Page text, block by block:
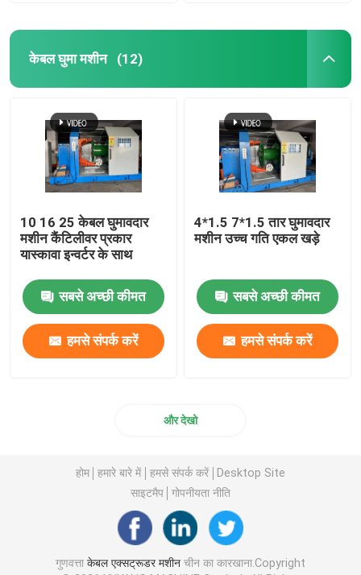
केबल घुमा मशीन (12)
10 16 25 केबल घुमावदार
मशीन कैंटिलीवर प्रकार
यास्कावा इन्वर्टर के साथ
सबसे अच्छी कीमत
हमसे संपर्क करें
4*1.5 7*1.5 तार घुमावदार
मशीन उच्च गति एकल खड़े
सबसे अच्छी कीमत
हमसे संपर्क करें
और देखो
होम हमारे बारे में हमसे संपर्क करें
Desktop Site
साइटमैप
गोपनीयता नीति
गुणवत्ता केबल एक्सट्रूडर मशीनचीन का कारखाना.Copyright